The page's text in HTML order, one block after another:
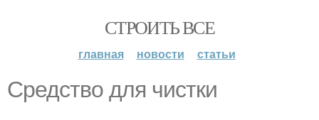
СТРОИТЬ ВСЕ
главная новости статьи
Средство для чистки